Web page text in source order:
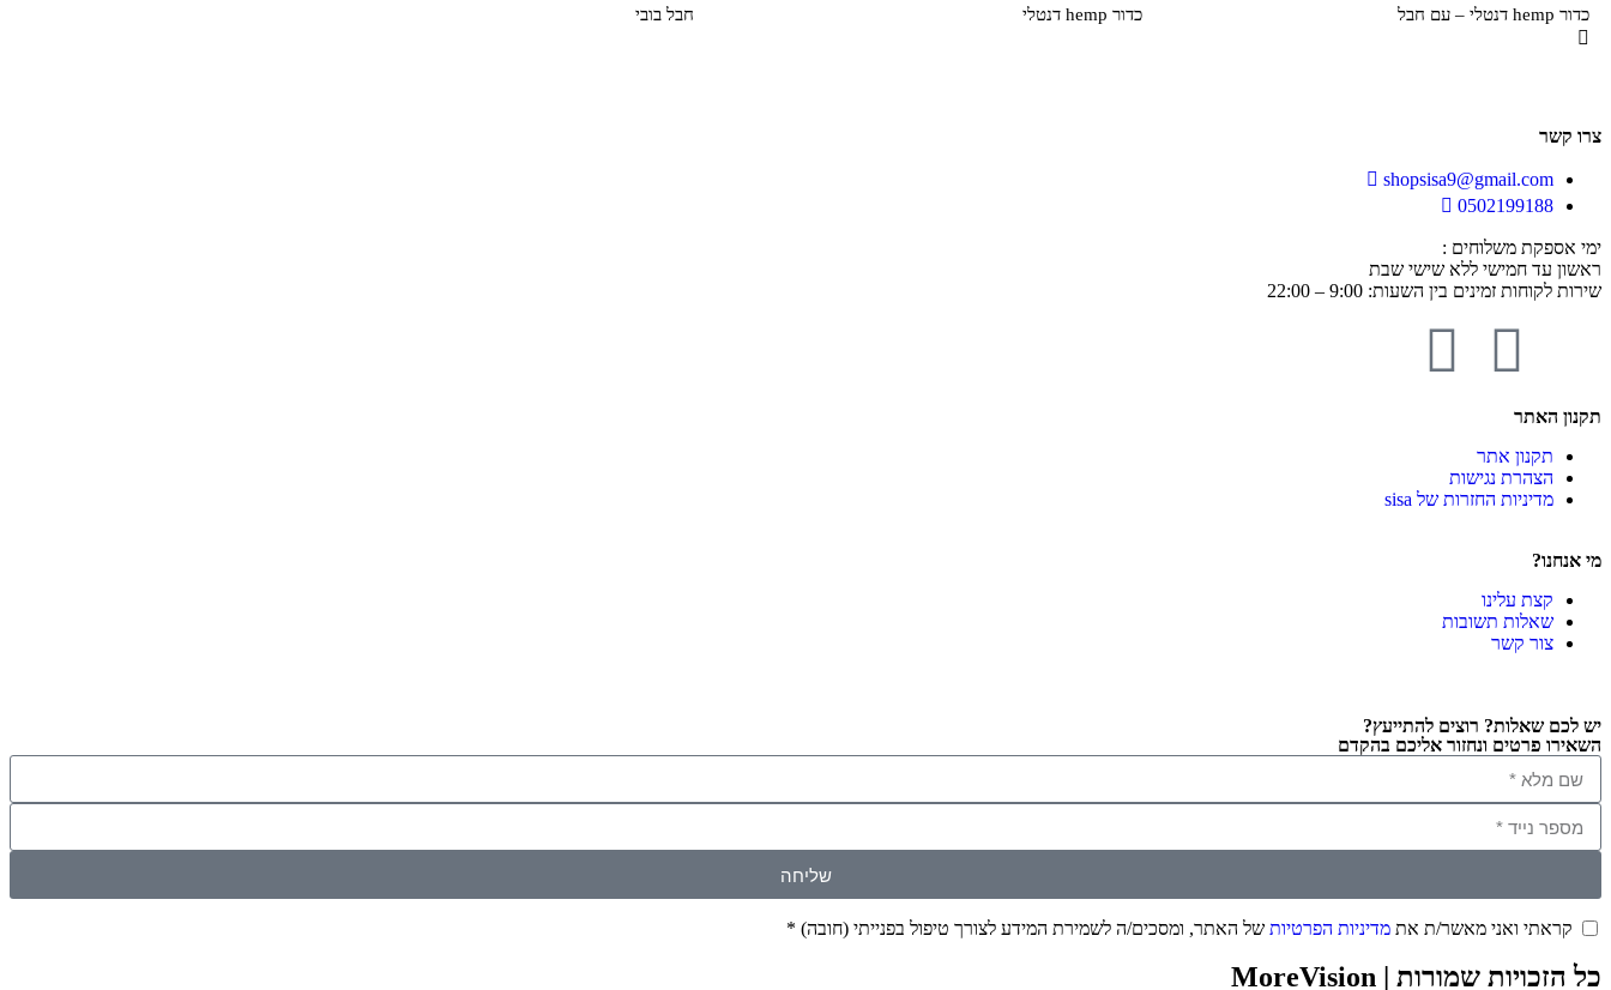
כדור hemp דנטלי – עם חבל כדור hemp דנטלי חבל בובי
צרו קשר
shopsisa9@gmail.com
0502199188
ימי אספקת משלוחים :
ראשון עד חמישי ללא שישי שבת
שירות לקוחות זמינים בין השעות: 9:00 – 22:00
תקנון האתר
תקנון אתר
הצהרת נגישות
מדיניות החזרות של sisa
מי אנחנו?
קצת עלינו
שאלות תשובות
צור קשר
יש לכם שאלות? רוצים להתייעץ?
השאירו פרטים ונחזור אליכם בהקדם
שליחה
קראתי ואני מאשר/ת את מדיניות הפרטיות של האתר, ומסכים/ה לשמירת המידע לצורך טיפול בפנייתי (חובה) *
כל הזכויות שמורות | MoreVision